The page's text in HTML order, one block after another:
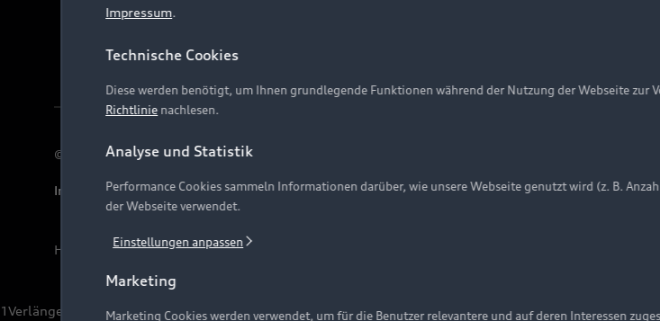
© 2026 AUDI AG. Alle Rechte vorbehalten
Impressum Rechtliches Hinweisgebersystem Datenschutzinformation Cookie-
Hinweis: Die aktuelle Darstellung und Anordnung der Embleme am Fahrzeug bei allen
1Verlängerung vorbehalten.
Impressum.
Technische Cookies
Diese werden benötigt, um Ihnen grundlegende Funktionen während der Nutzung der Webseite
Richtlinie nachlesen.
Analyse und Statistik
Performance Cookies sammeln Informationen darüber, wie unsere Webseite genutzt wird (z. B.
der Webseite verwendet.
Einstellungen anpassen
Marketing
Marketing Cookies werden verwendet, um für die Benutzer relevantere und auf deren Interessen